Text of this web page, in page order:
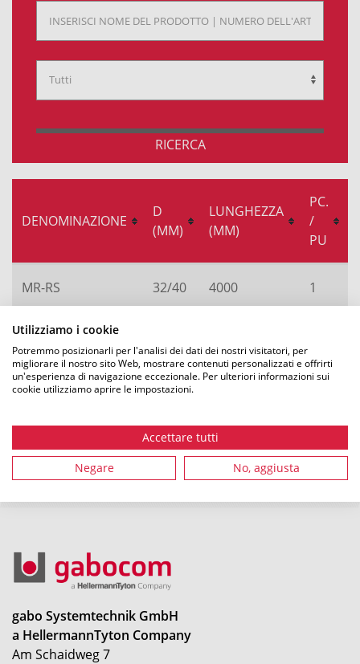
Utilizziamo i cookie
Potremmo posizionarli per l'analisi dei dati dei nostri visitatori, per
migliorare il nostro sito Web, mostrare contenuti personalizzati e offrirti
un'esperienza di navigazione eccezionale. Per ulteriori informazioni sui
cookie utilizziamo aprire le impostazioni.
Accettare tutti
Negare No, aggiusta
RICERCA
DENOMINAZIONE
D
(MM)
LUNGHEZZA
(MM)
PC.
/
PU
MR-RS 32/40 4000 1
Composto da:
2x semitubo multitubo MR-HR 32
2x semitubo multi-tubo MR-HR 40
gabo Systemtechnik GmbH
a HellermannTyton Company
Am Schaidweg 7